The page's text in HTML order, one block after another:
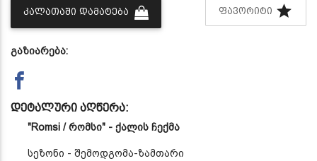
ᲙᲐᲚᲐᲗᲐᲨᲘ ᲓᲐᲛᲐᲢᲔᲑᲐ ᲤᲐᲕᲝᲠᲘᲢᲘ
გაზიარება:
დეტალური აღწერა:
"Romsi / რომსი" - ქალის ჩექმა
სეზონი - შემოდგომა-ზამთარი